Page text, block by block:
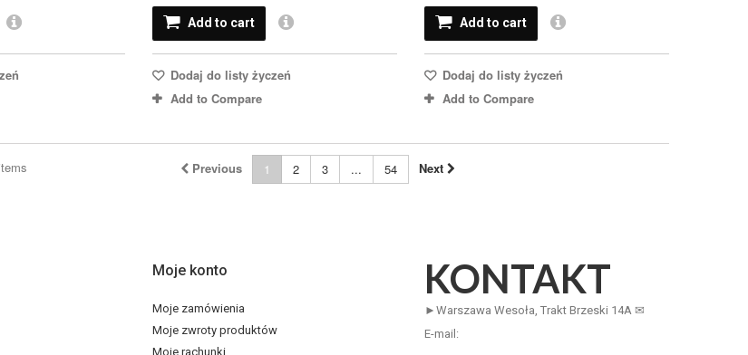
Add to cart
Dodaj do listy życzeń
Add to Compare
Add to cart
Dodaj do listy życzeń
Add to Compare
Previous 1 2 3 ... 54 Next
Moje konto
Moje zamówienia
Moje zwroty produktów
Moje rachunki
KONTAKT
►Warszawa Wesoła, Trakt Brzeski 14A ✉
E-mail: